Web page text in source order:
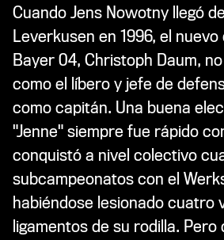
Cuando Jens Nowotny llegó
Leverkusen en 1996, el
Bayer 04, Christoph Daum,
como el líbero y jefe de
como capitán. Una buena
"Jenne" siempre fue rápido
conquistó a nivel colectivo
subcampeonatos con el
habiéndose lesionado cuatro
ligamentos de su rodilla.